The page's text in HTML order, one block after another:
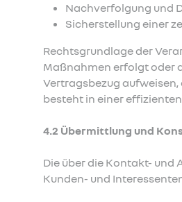
Nachverfolgung und
Sicherstellung einer
Rechtsgrundlage der
Maßnahmen erfolgt oder
Vertragsbezug aufweisen,
besteht in einer
4.2 Übermittlung und
Die über die Kontakt-
Kunden- und